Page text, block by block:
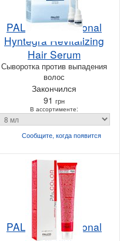
PALCO Professional
Hyntegra Revitalizing
Hair Serum
Сыворотка против выпадения
волос
Закончился
91 грн
В ассортименте:
Сообщите, когдапоявится
PALCO Professional